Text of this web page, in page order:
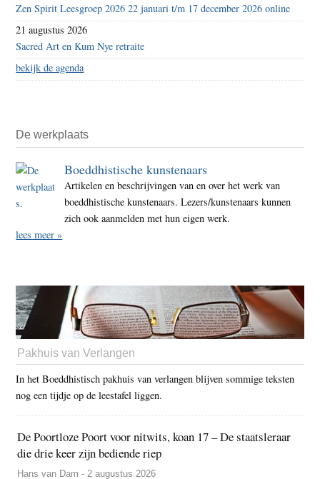
Zen Spirit Leesgroep 2026 22 januari t/m 17 december 2026 online
21 augustus 2026
Sacred Art en Kum Nye retraite
bekijk de agenda
De werkplaats
Boeddhistische kunstenaars
Artikelen en beschrijvingen van en over het werk van
boeddhistische kunstenaars. Lezers/kunstenaars kunnen
zich ook aanmelden met hun eigen werk.
lees meer »
Pakhuis van Verlangen
In het Boeddhistisch pakhuis van verlangen blijven sommige teksten
nog een tijdje op de leestafel liggen.
De Poortloze Poort voor nitwits, koan 17 – De staatsleraar
die drie keer zijn bediende riep
Hans van Dam - 2 augustus 2026